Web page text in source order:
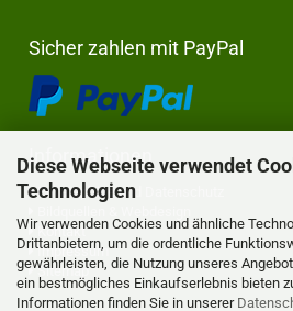
Diese Webseite verwendet
Technologien
Wir verwenden Cookies und ähnliche
Drittanbietern, um die ordentliche
gewährleisten, die Nutzung unseres
ein bestmögliches Einkaufserlebnis bieten
Informationen finden Sie in unserer
Sicher zahlen mit PayPal
Informationen
Privatsphäre und Datenschutz
Kontakt
Impressum
Sitemap